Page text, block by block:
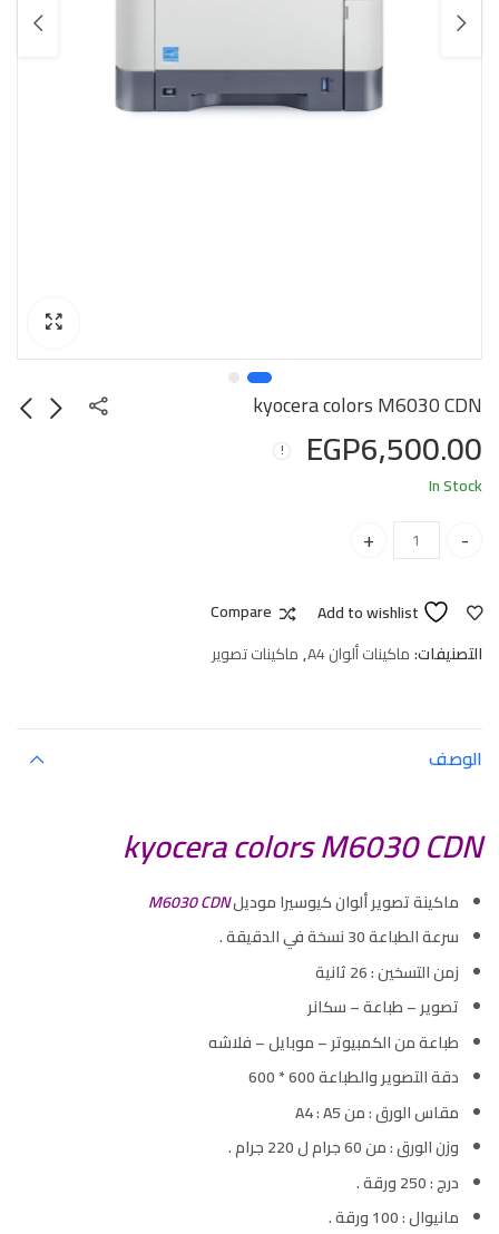
kyocera colors M6030 CDN
EGP6,500.00
In Stock
kyocera colors M6030 CDN quantity
Add to wishlist
Compare
التصنيفات:ماكينات ألوان A4 ,ماكينات تصوير
الوصف
kyocera colors M6030 CDN
ماكينة تصوير ألوان كيوسيرا موديلM6030 CDN
سرعة الطباعة 30 نسخة في الدقيقة .
زمن التسخين : 26 ثانية
تصوير – طباعة – سكانر
طباعة من الكمبيوتر – موبايل – فلاشه
دقة التصوير والطباعة 600 * 600
مقاس الورق : من A4 : A5
وزن الورق : من 60 جرام ل 220 جرام .
درج : 250 ورقة .
مانيوال : 100 ورقة .